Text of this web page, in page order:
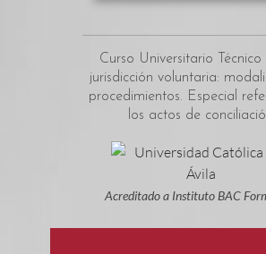
Curso Universitario
jurisdicción voluntaria:
procedimientos. Especial
los actos de
Acreditado a Instituto BAC